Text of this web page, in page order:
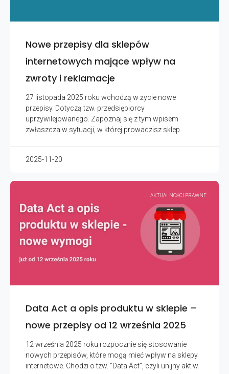
Nowe przepisy dla sklepów
internetowych mające wpływ na
zwroty i reklamacje
27 listopada 2025 roku wchodzą w życie nowe
przepisy. Dotyczą tzw. przedsiębiorcy
uprzywilejowanego. Zapoznaj się z tym wpisem
zwłaszcza w sytuacji, w której prowadzisz sklep
2025-11-20
AKTUALNOŚCI PRAWNE
Data Act a opis produktu w sklepie –
nowe przepisy od 12 września 2025
12 września 2025 roku rozpocznie się stosowanie
nowych przepisów, które mogą mieć wpływ na sklepy
internetowe. Chodzi o tzw. “Data Act”, czyli unijny akt w